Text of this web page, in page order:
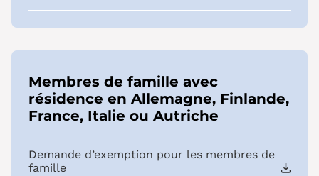
Membres de famille avec
résidence en Allemagne, Finlande,
France, Italie ou Autriche
Demande d’exemption pour les membres de
famille